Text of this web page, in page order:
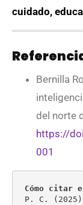
cuidado,
Bernilla
del norte
https://
001
Cómo citar
P. C.